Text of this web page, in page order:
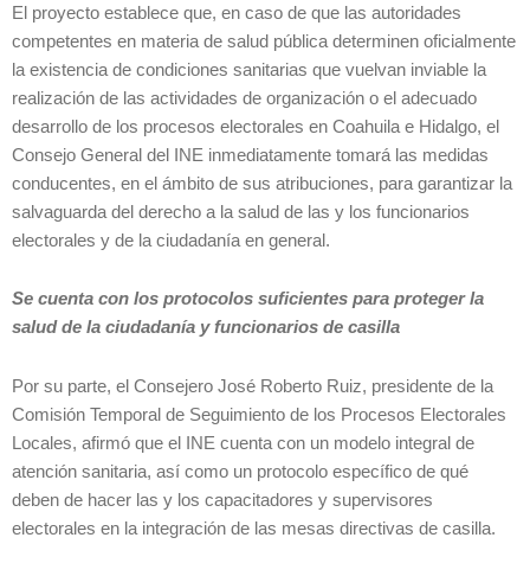
El proyecto establece que, en caso de que las autoridades
competentes en materia de salud pública determinen oficialmente
la existencia de condiciones sanitarias que vuelvan inviable la
realización de las actividades de organización o el adecuado
desarrollo de los procesos electorales en Coahuila e Hidalgo, el
Consejo General del INE inmediatamente tomará las medidas
conducentes, en el ámbito de sus atribuciones, para garantizar la
salvaguarda del derecho a la salud de las y los funcionarios
electorales y de la ciudadanía en general.
Se cuenta con los protocolos suficientes para proteger la
salud de la ciudadanía y funcionarios de casilla
Por su parte, el Consejero José Roberto Ruiz, presidente de la
Comisión Temporal de Seguimiento de los Procesos Electorales
Locales, afirmó que el INE cuenta con un modelo integral de
atención sanitaria, así como un protocolo específico de qué
deben de hacer las y los capacitadores y supervisores
electorales en la integración de las mesas directivas de casilla.